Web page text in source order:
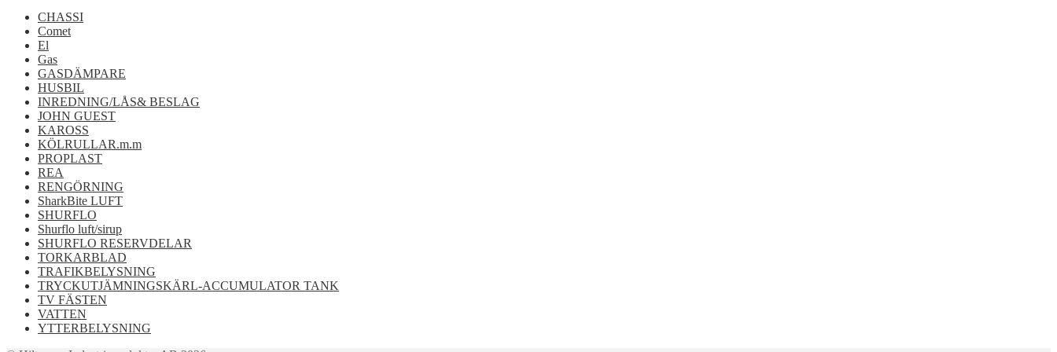
CHASSI
Comet
El
Gas
GASDÄMPARE
HUSBIL
INREDNING/LÅS& BESLAG
JOHN GUEST
KAROSS
KÖLRULLAR.m.m
PROPLAST
REA
RENGÖRNING
SharkBite LUFT
SHURFLO
Shurflo luft/sirup
SHURFLO RESERVDELAR
TORKARBLAD
TRAFIKBELYSNING
TRYCKUTJÄMNINGSKÄRL-ACCUMULATOR TANK
TV FÄSTEN
VATTEN
YTTERBELYSNING